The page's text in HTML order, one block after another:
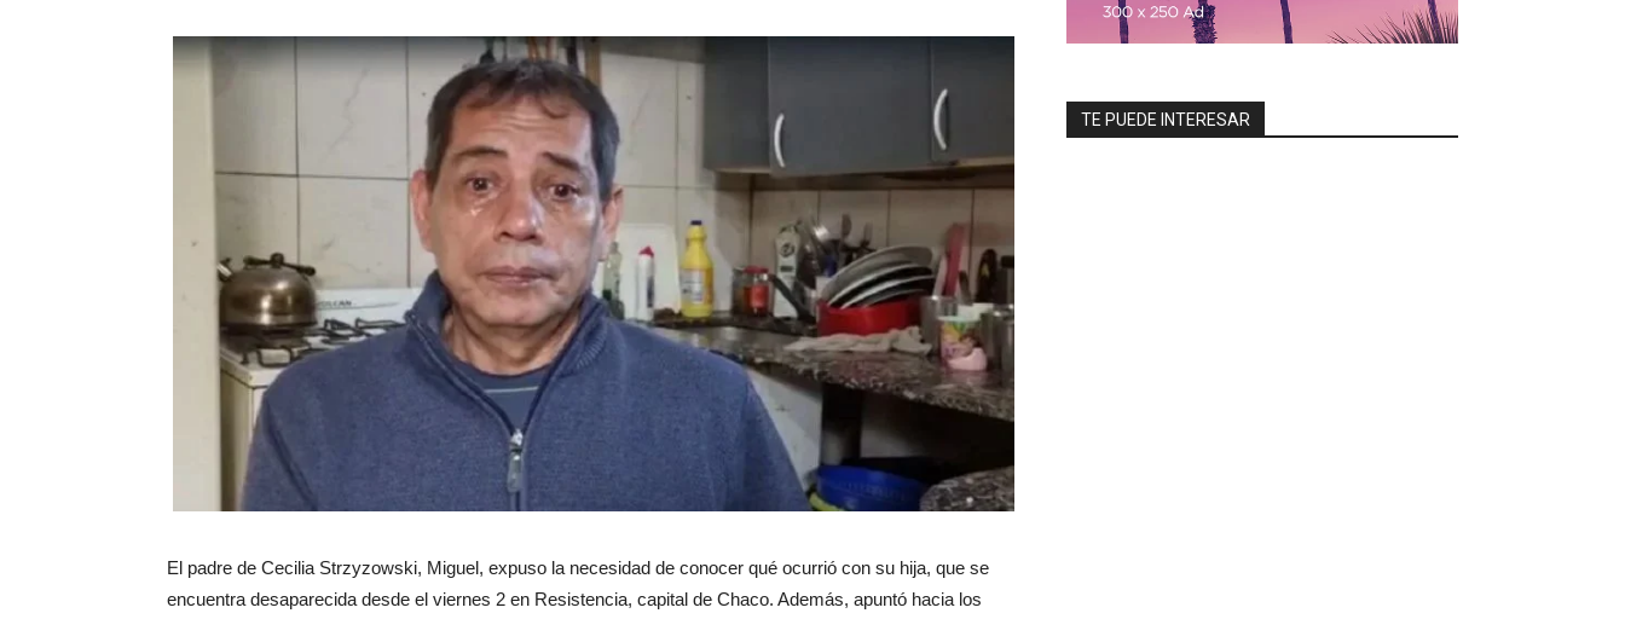
El padre de Cecilia Strzyzowski, Miguel, expuso la necesidad de conocer qué ocurrió con su hija, que se
encuentra desaparecida desde el viernes 2 en Resistencia, capital de Chaco. Además, apuntó hacia los
TE PUEDE INTERESAR